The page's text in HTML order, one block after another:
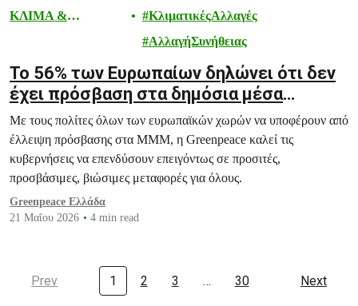
ΚΛΙΜΑ &
ΚλιματικέςΑλλαγές
ΑλλαγήΣυνήθειας
Το 56% των Ευρωπαίων δηλώνει ότι δεν
έχει πρόσβαση στα δημόσια μέσα
μαζικής μεταφοράς, σύμφωνα με νέα
μελέτη
Με τους πολίτες όλων των ευρωπαϊκών χωρών να υποφέρουν από
έλλειψη πρόσβασης στα ΜΜΜ, η Greenpeace καλεί τις
κυβερνήσεις να επενδύσουν επειγόντως σε προσιτές,
προσβάσιμες, βιώσιμες μεταφορές για όλους.
Greenpeace Ελλάδα
21 Μαΐου 2026
4 min read
Prev 1 2 3 … 30 Next